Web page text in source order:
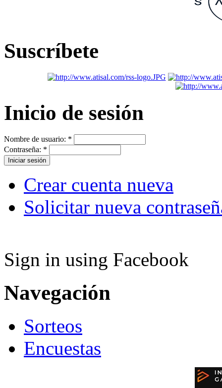
Suscríbete
Inicio de sesión
Nombre de usuario: *
Contraseña: *
Crear cuenta nueva
Solicitar nueva
Sign in using Facebook
Navegación
Sorteos
Encuestas